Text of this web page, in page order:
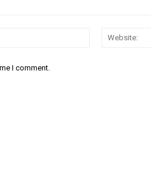
Email:*
I comment.